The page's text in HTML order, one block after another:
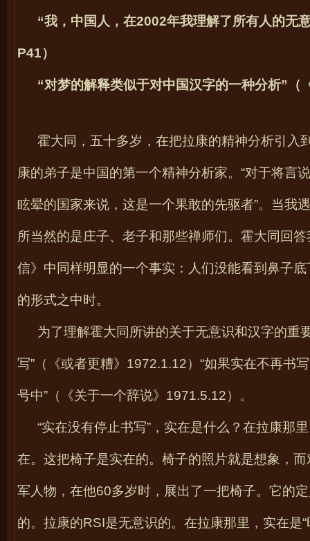
“我，中国人，在2002年我理解了所有人的无
P41）
“对梦的解释类似于对中国汉字的一种分析”（
霍大同，五十多岁，在把拉康的精神分析引入
康的弟子是中国的第一个精神分析家。“对于将言
眩晕的国家来说，这是一个果敢的先驱者”。当我
所当然的是庄子、老子和那些禅师们。霍大同回
信》中同样明显的一个事实：人们没能看到鼻子
的形式之中时。
为了理解霍大同所讲的关于无意识和汉字的重
写”（《或者更糟》 1972.1.12）“如果实在不再书
号中”（《关于一个辞说》 1971.5.12）。
“实在没有停止书写”，实在是什么？在拉康那
在。这把椅子是实在的。椅子的照片就是想象，
军人物，在他60多岁时，展出了一把椅子。它的
的。拉康的RSI是无意识的。在拉康那里，实在是